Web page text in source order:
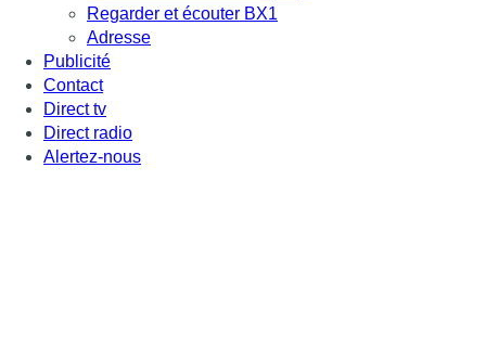
Regarder et écouter BX1
Adresse
Publicité
Contact
Direct tv
Direct radio
Alertez-nous